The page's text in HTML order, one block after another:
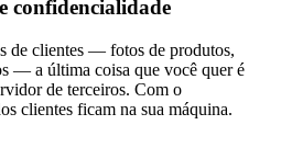
confidencialidade
de clientes — fotos de produtos,
— a última coisa que você quer é
de terceiros. Com o
clientes ficam na sua máquina.